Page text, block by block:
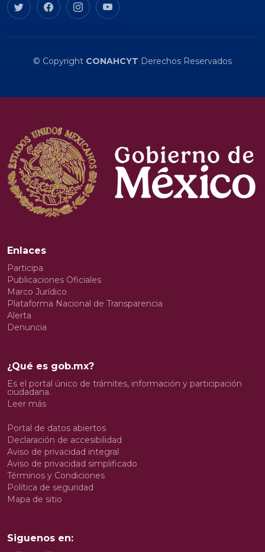
© Copyright CONAHCYT Derechos Reservados
Enlaces
Participa
Publicaciones Oficiales
Marco Jurídico
Plataforma Nacional de Transparencia
Alerta
Denuncia
¿Qué es gob.mx?
Es el portal único de trámites, información y participación
ciudadana.
Leer más
Portal de datos abiertos
Declaración de accesibilidad
Aviso de privacidad integral
Aviso de privacidad simplificado
Términos y Condiciones
Política de seguridad
Mapa de sitio
Siguenos en: